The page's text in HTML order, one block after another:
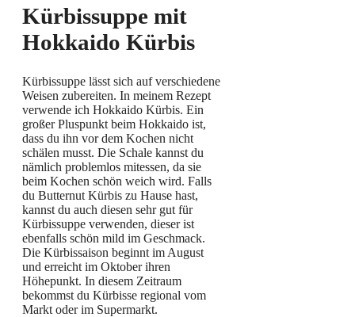
Kürbissuppe mit
Hokkaido Kürbis
Kürbissuppe lässt sich auf verschiedene
Weisen zubereiten. In meinem Rezept
verwende ich Hokkaido Kürbis. Ein
großer Pluspunkt beim Hokkaido ist,
dass du ihn vor dem Kochen nicht
schälen musst. Die Schale kannst du
nämlich problemlos mitessen, da sie
beim Kochen schön weich wird. Falls
du Butternut Kürbis zu Hause hast,
kannst du auch diesen sehr gut für
Kürbissuppe verwenden, dieser ist
ebenfalls schön mild im Geschmack.
Die Kürbissaison beginnt im August
und erreicht im Oktober ihren
Höhepunkt. In diesem Zeitraum
bekommst du Kürbisse regional vom
Markt oder im Supermarkt.